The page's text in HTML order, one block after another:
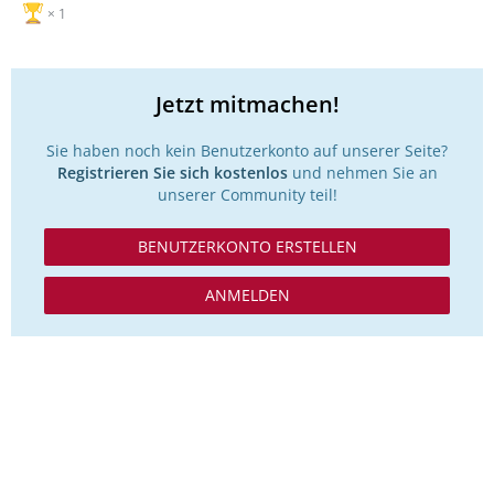
1
Jetzt mitmachen!
Sie haben noch kein Benutzerkonto auf unserer Seite?
Registrieren Sie sich kostenlosund nehmen Sie an
unserer Community teil!
BENUTZERKONTO ERSTELLEN
ANMELDEN